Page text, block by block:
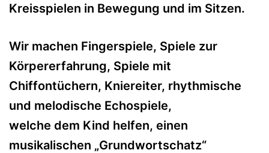
Kreisspielen in Bewegung und im Sitzen.
Wir machen Fingerspiele, Spiele zur
Körpererfahrung, Spiele mit
Chiffontüchern, Kniereiter, rhythmische
und melodische Echospiele,
welche dem Kind helfen, einen
musikalischen „Grundwortschatz“